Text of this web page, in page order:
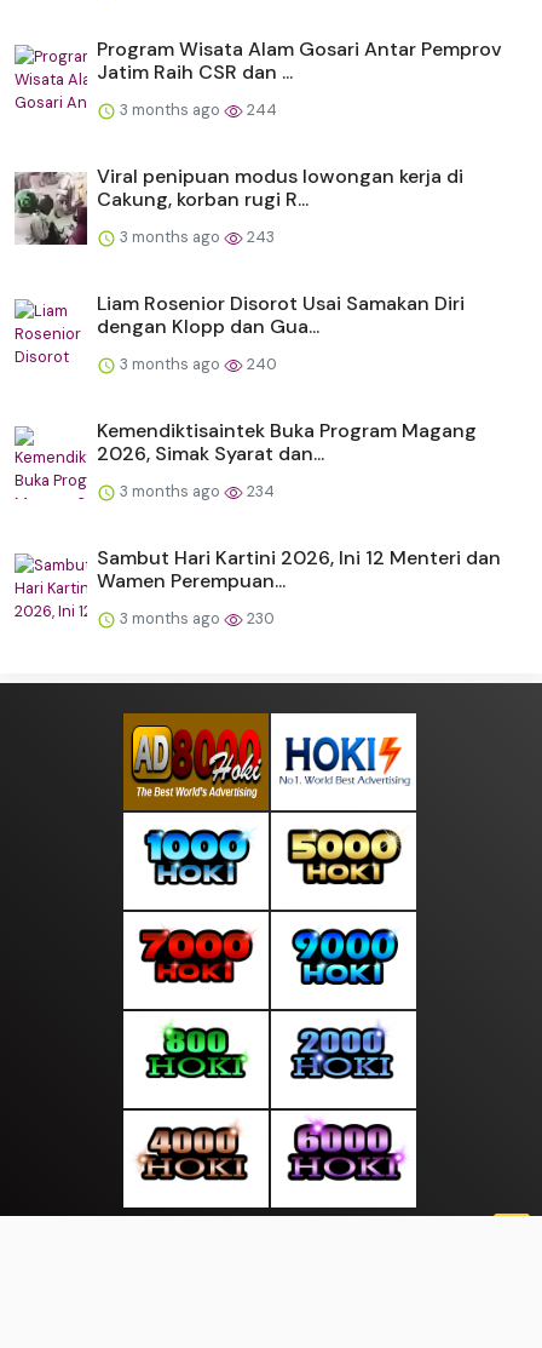
Program Wisata Alam Gosari Antar Pemprov
Jatim Raih CSR dan ...
3 months ago 244
Viral penipuan modus lowongan kerja di
Cakung, korban rugi R...
3 months ago 243
Liam Rosenior Disorot Usai Samakan Diri
dengan Klopp dan Gua...
3 months ago 240
Kemendiktisaintek Buka Program Magang
2026, Simak Syarat dan...
3 months ago 234
Sambut Hari Kartini 2026, Ini 12 Menteri dan
Wamen Perempuan...
3 months ago 230